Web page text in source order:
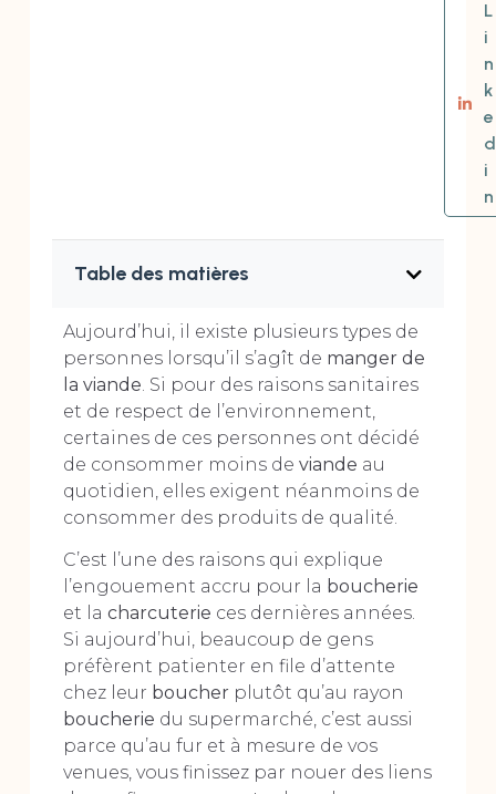
L
i
n
k
e
d
i
n
Table des matières
Aujourd’hui, il existe plusieurs types de
personnes lorsqu’il s’agît de manger de
la viande. Si pour des raisons sanitaires
et de respect de l’environnement,
certaines de ces personnes ont décidé
de consommer moins de viande au
quotidien, elles exigent néanmoins de
consommer des produits de qualité.
C’est l’une des raisons qui explique
l’engouement accru pour la boucherie
et la charcuterie ces dernières années.
Si aujourd’hui, beaucoup de gens
préfèrent patienter en file d’attente
chez leur boucher plutôt qu’au rayon
boucherie du supermarché, c’est aussi
parce qu’au fur et à mesure de vos
venues, vous finissez par nouer des liens